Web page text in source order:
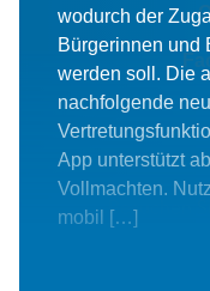
wodurch der
Bürgerinnen und
werden soll. Die
nachfolgende
App unterstützt
Vollmachten.
mobil […]Besuchen